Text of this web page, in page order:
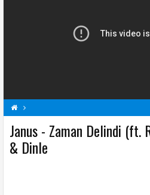
31 May
2025
Janus Şarkı Sözleri Şarkı Sözleri
Janus - Zaman Delindi (ft.
& Dinle